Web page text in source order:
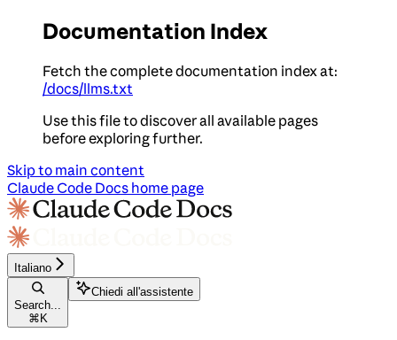
Documentation Index
Fetch the complete documentation index at:
/docs/llms.txt
Use this file to discover all available pages
before exploring further.
Skip to main content
Claude Code Docs home page
Italiano
Search...
⌘ K
Chiedi all'assistente